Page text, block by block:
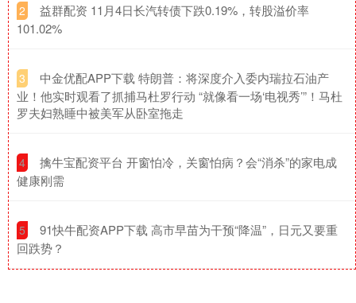
2
​益群配资 11月4日长汽转债下跌0.19%，转股溢价率
101.02%
3
​中金优配APP下载 特朗普：将深度介入委内瑞拉石油产
业！他实时观看了抓捕马杜罗行动 “就像看一场‘电视秀’”！马杜
罗夫妇熟睡中被美军从卧室拖走
4
​擒牛宝配资平台 开窗怕冷，关窗怕病？会“消杀”的家电成
健康刚需
5
​91快牛配资APP下载 高市早苗为干预“降温”，日元又要重
回跌势？